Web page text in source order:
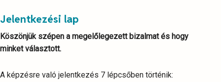
Jelentkezési lap
Köszönjük szépen a megelőlegezett bizalmat és hogy
minket választott.
A képzésre való jelentkezés 7 lépcsőben történik: